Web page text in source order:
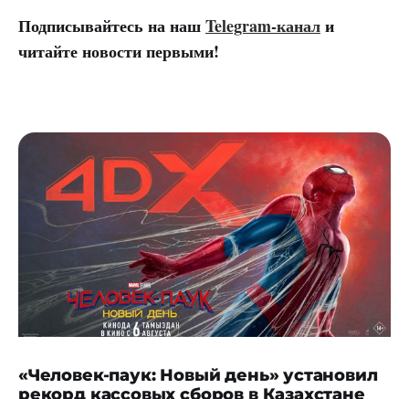
Подписывайтесь на нашTelegram-канали
читайте новости первыми!
«Человек-паук: Новый день» установил
рекорд кассовых сборов в Казахстане